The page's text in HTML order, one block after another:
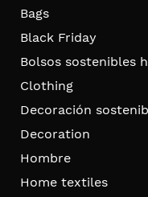
Bags
Black Friday
Bolsos sostenibles
Clothing
Decoración
Decoration
Hombre
Home textiles